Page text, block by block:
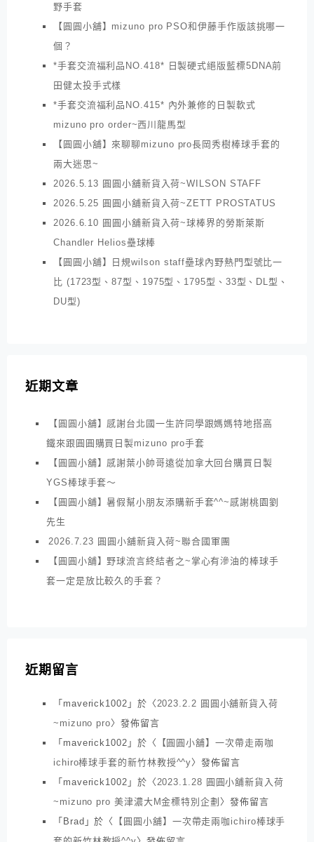
野手套
【圓圓小舖】mizuno pro PSO和伊藤手作版該挑哪一
個？
*手套交流福利品NO.418* 日製硬式絕版藍標5DNA前
田健太投手式樣
*手套交流福利品NO.415* 內外兼修的日製軟式
mizuno pro order~西川龍馬型
【圓圓小舖】來聊聊mizuno pro長岡秀樹棒球手套的
兩大迷思~
2026.5.13 圓圓小舖新貨入荷~WILSON STAFF
2026.5.25 圓圓小舖新貨入荷~ZETT PROSTATUS
2026.6.10 圓圓小舖新貨入荷~球棒界的勞斯萊斯
Chandler Helios壘球棒
【圓圓小舖】日規wilson staff壘球內野熱門型號比一
比 (1723型、87型、1975型、1795型、33型、DL型、
DU型)
近期文章
【圓圓小舖】感謝台北國一生許同學跟媽媽特地搭高
鐵來跟圓圓購買日製mizuno pro手套
【圓圓小舖】感謝葉小帥哥遠從加拿大回台購買日製
YGS棒球手套～
【圓圓小舖】暑假幫小朋友添購新手套^^~感謝桃園劉
先生
2026.7.23 圓圓小舖新貨入荷~聯合國軍團
【圓圓小舖】野球流言終結者之~掌心有滲油的棒球手
套一定是放比較久的手套？
近期留言
「maverick1002 」於〈 2023.2.2 圓圓小舖新貨入荷
~mizuno pro〉發佈留言
「maverick1002 」於〈
【圓圓小舖】一次帶走兩咖
ichiro棒球手套的新竹林教授^^y〉發佈留言
「maverick1002 」於〈 2023.1.28 圓圓小舖新貨入荷
~mizuno pro 美津濃大M金標特別企劃 〉發佈留言
「Brad 」於〈
【圓圓小舖】一次帶走兩咖ichiro棒球手